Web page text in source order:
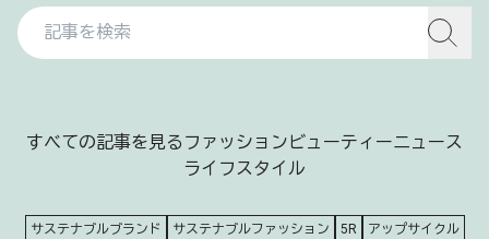
すべての記事を見る ファッションビューティーニュース
ライフスタイル
サステナブルブランド サステナブルファッション 5R
アップサイクル